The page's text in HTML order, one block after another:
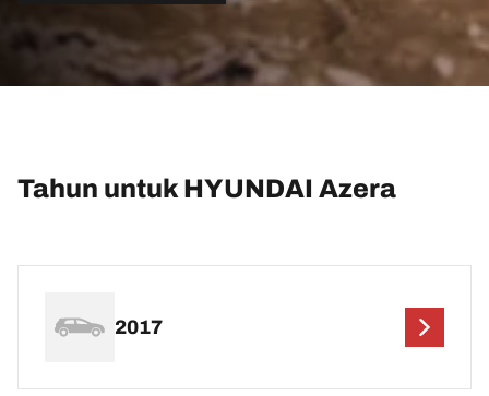
Tahun untuk HYUNDAI Azera
2017